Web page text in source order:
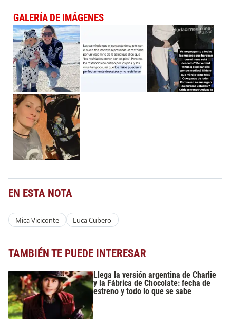
GALERÍA DE IMÁGENES
EN ESTA NOTA
Mica Viciconte Luca Cubero
TAMBIÉN TE PUEDE INTERESAR
Llega la versión argentina de Charlie
y la Fábrica de Chocolate: fecha de
estreno y todo lo que se sabe